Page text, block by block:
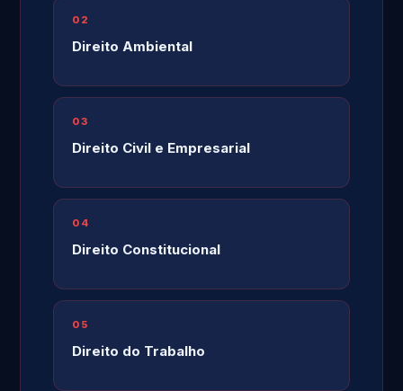
02
Direito Ambiental
03
Direito Civil e Empresarial
04
Direito Constitucional
05
Direito do Trabalho